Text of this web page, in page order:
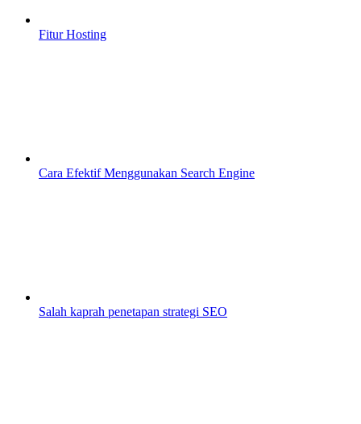
Fitur Hosting
Cara Efektif Menggunakan Search Engine
Salah kaprah penetapan strategi SEO